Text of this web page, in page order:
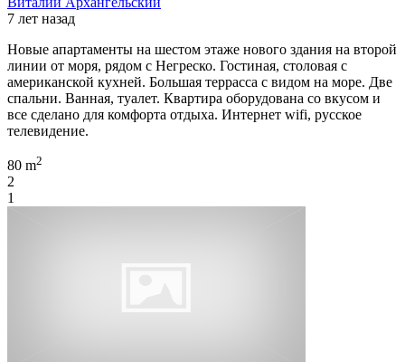
7 лет назад
Новые апартаменты на шестом этаже нового здания на второй
линии от моря, рядом с Негреско. Гостиная, столовая с
американской кухней. Большая террасса с видом на море. Две
спальни. Ванная, туалет. Квартира оборудована со вкусом и
все сделано для комфорта отдыха. Интернет wifi, русское
телевидение.
80 m2
2
1